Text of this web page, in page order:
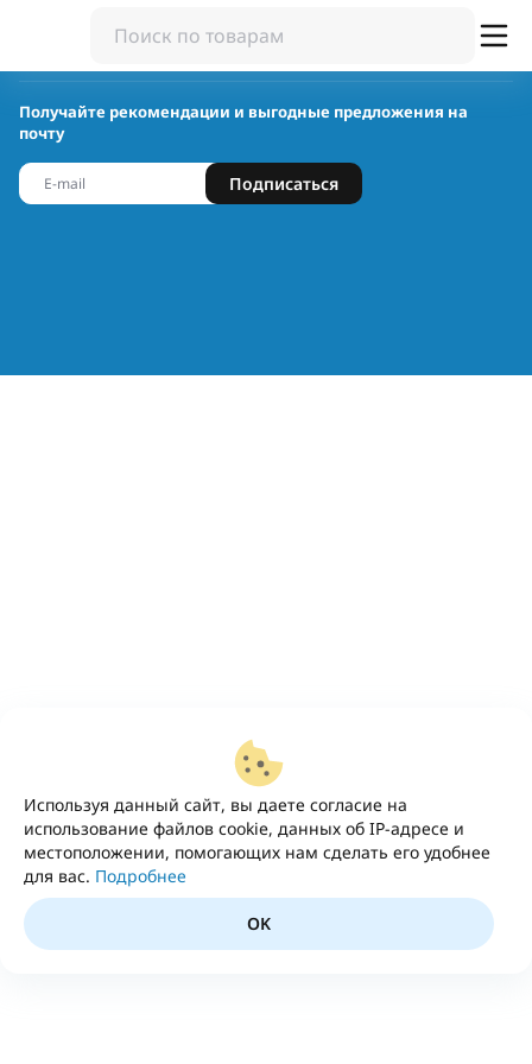
Используя данный сайт, вы даете согласие на
использование файлов cookie, данных об IP-адресе и
местоположении, помогающих нам сделать его удобнее
для вас. Подробнее
OK
Получайте рекомендации и выгодные предложения на
почту
Подписаться